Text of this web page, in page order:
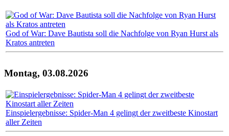
God of War: Dave Bautista soll die Nachfolge von Ryan Hurst als
Kratos antreten
Montag, 03.08.2026
Einspielergebnisse: Spider-Man 4 gelingt der zweitbeste Kinostart
aller Zeiten